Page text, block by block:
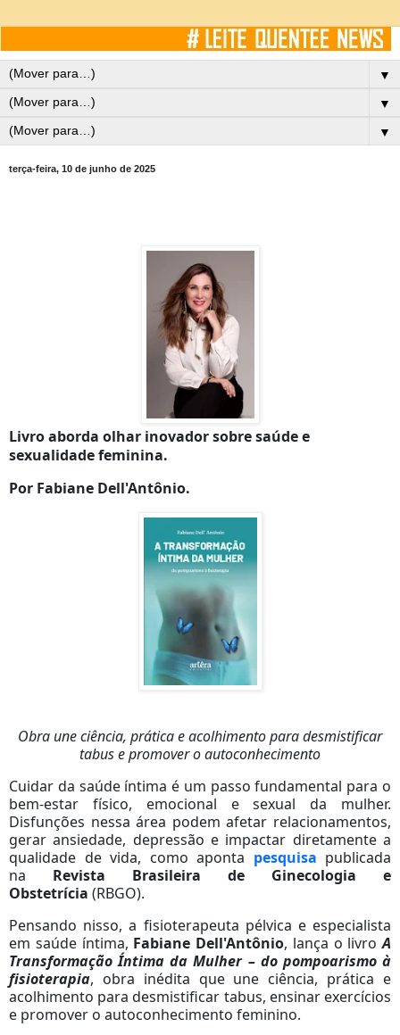
▼
▼
▼
terça-feira, 10 de junho de 2025
Livro aborda olhar inovador sobre saúde e
sexualidade feminina.
Por Fabiane Dell'Antônio.
Obra une ciência, prática e acolhimento para desmistificar
tabus e promover o autoconhecimento
Cuidar da saúde íntima é um passo fundamental para o
bem-estar físico, emocional e sexual da mulher.
Disfunções nessa área podem afetar relacionamentos,
gerar ansiedade, depressão e impactar diretamente a
qualidade de vida, como aponta pesquisa publicada
na Revista Brasileira de Ginecologia e
Obstetrícia (RBGO).
Pensando nisso, a fisioterapeuta pélvica e especialista
em saúde íntima, Fabiane Dell'Antônio, lança o livroA
Transformação Íntima da Mulher – do pompoarismo à
fisioterapia, obra inédita que une ciência, prática e
acolhimento para desmistificar tabus, ensinar exercícios
e promover o autoconhecimento feminino.